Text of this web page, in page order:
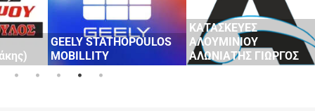
ΚΑΤΑΣΚΕΥΕΣ
ΑΛΟΥΜΙΝΙΟΥ
ΑΛΩΝΙΑΤΗΣ ΓΙΩΡΓΟΣ
ΜΠΑΡΟΥΤΟΞΥΛΟ